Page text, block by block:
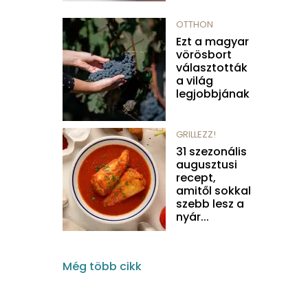
OTTHON
Ezt a magyar
vörösbort
választották
a világ
legjobbjának
GRILLEZZ!
31 szezonális
augusztusi
recept,
amitől sokkal
szebb lesz a
nyár...
Még több cikk